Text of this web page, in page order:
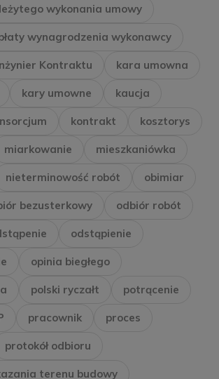
wykonania umowy
wynagrodzenia wykonawcy
Kontraktu kara umowna
kary umowne kaucja
kontrakt kosztorys
miarkowanie mieszkaniówka
nieterminowość robót obimiar
bezusterkowy odbiór robót
odstąpienie
opinia biegłego
polski ryczałt potrącenie
pracownik proces
protokół odbioru
terenu budowy